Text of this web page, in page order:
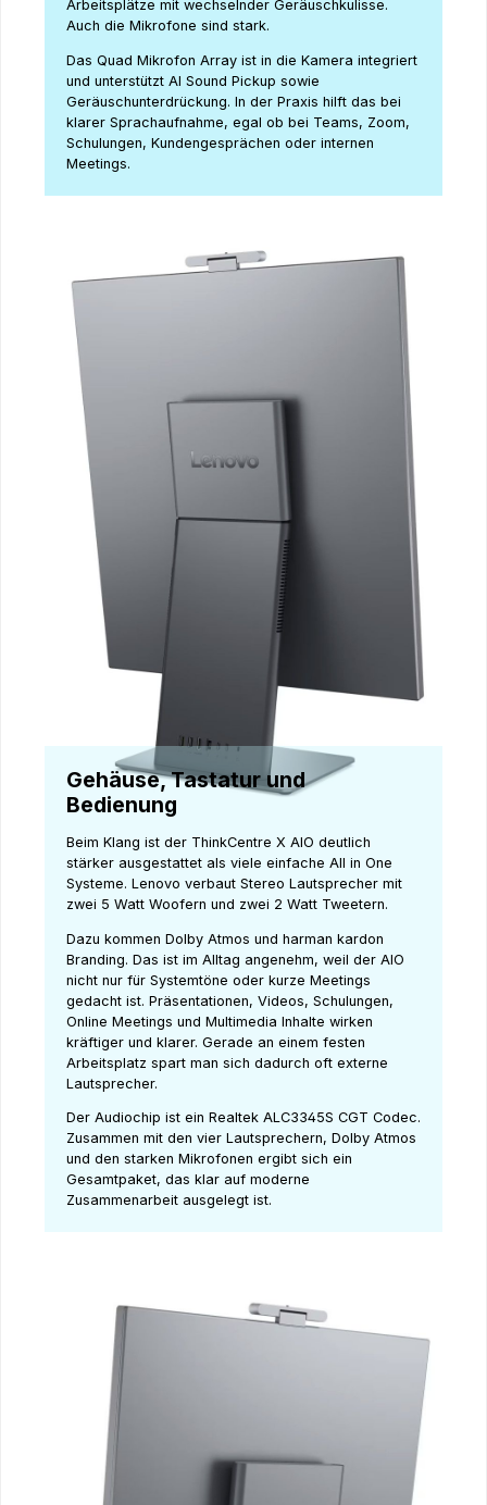
Arbeitsplätze mit wechselnder Geräuschkulisse.
Auch die Mikrofone sind stark.
Das Quad Mikrofon Array ist in die Kamera integriert
und unterstützt AI Sound Pickup sowie
Geräuschunterdrückung. In der Praxis hilft das bei
klarer Sprachaufnahme, egal ob bei Teams, Zoom,
Schulungen, Kundengesprächen oder internen
Meetings.
Gehäuse, Tastatur und
Bedienung
Beim Klang ist der ThinkCentre X AIO deutlich
stärker ausgestattet als viele einfache All in One
Systeme. Lenovo verbaut Stereo Lautsprecher mit
zwei 5 Watt Woofern und zwei 2 Watt Tweetern.
Dazu kommen Dolby Atmos und harman kardon
Branding. Das ist im Alltag angenehm, weil der AIO
nicht nur für Systemtöne oder kurze Meetings
gedacht ist. Präsentationen, Videos, Schulungen,
Online Meetings und Multimedia Inhalte wirken
kräftiger und klarer. Gerade an einem festen
Arbeitsplatz spart man sich dadurch oft externe
Lautsprecher.
Der Audiochip ist ein Realtek ALC3345S CGT Codec.
Zusammen mit den vier Lautsprechern, Dolby Atmos
und den starken Mikrofonen ergibt sich ein
Gesamtpaket, das klar auf moderne
Zusammenarbeit ausgelegt ist.